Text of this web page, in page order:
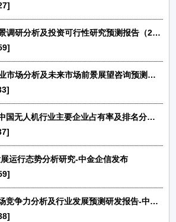
空域管理行业市场全景调研分析及投资可行性研究预测报告（2025版）-中金企信发布
全球及中国直升机行业市场分析及未来市场前景展望咨询预测报告（2025版）
2025-2031年全球与中国无人机行业主要企业占有率及排名分析预测报告-中金企信发布
运行态势分析研究-中金企信发布
2024-2030年民航市场竞争力分析及行业发展预测研发报告-中金企信发布